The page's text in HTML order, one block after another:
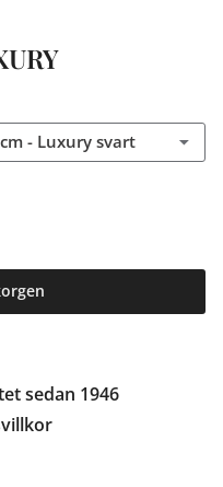
- Luxury svart
sedan 1946